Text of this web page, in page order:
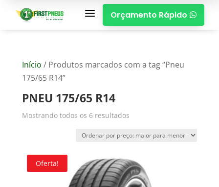
a Orçamento Rápido 
Início / Produtos marcados com a tag “Pneu
175/65 R14”
PNEU 175/65 R14
Mostrando todos os 6 resultados
Oferta!